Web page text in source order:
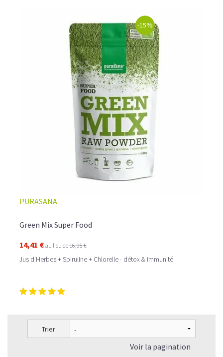
-15%
PURASANA
Green Mix Super Food
14,41 € au lieu de16,95 €
Jus d'Herbes + Spiruline + Chlorelle - détox & immunité
Trier
Voir la pagination